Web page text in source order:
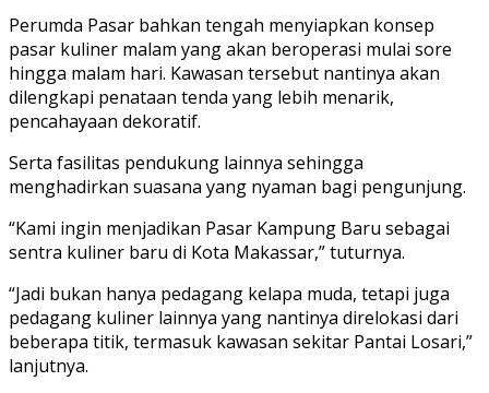
Perumda Pasar bahkan tengah menyiapkan konsep
pasar kuliner malam yang akan beroperasi mulai sore
hingga malam hari. Kawasan tersebut nantinya akan
dilengkapi penataan tenda yang lebih menarik,
pencahayaan dekoratif.
Serta fasilitas pendukung lainnya sehingga
menghadirkan suasana yang nyaman bagi pengunjung.
“Kami ingin menjadikan Pasar Kampung Baru sebagai
sentra kuliner baru di Kota Makassar,” tuturnya.
“Jadi bukan hanya pedagang kelapa muda, tetapi juga
pedagang kuliner lainnya yang nantinya direlokasi dari
beberapa titik, termasuk kawasan sekitar Pantai Losari,”
lanjutnya.